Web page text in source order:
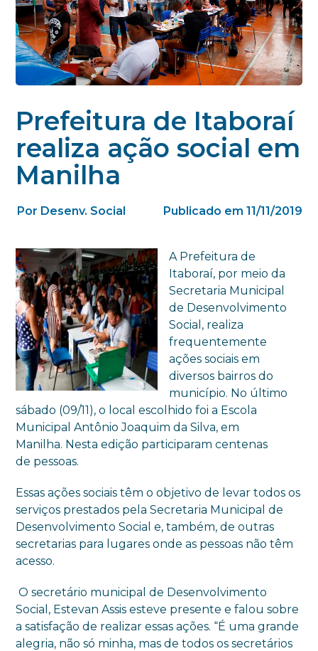
Prefeitura de Itaboraí
realiza ação social em
Manilha
Por Desenv. Social Publicado em 11/11/2019
A Prefeitura de
Itaboraí, por meio da
Secretaria Municipal
de Desenvolvimento
Social, realiza
frequentemente
ações sociais em
diversos bairros do
município. No último
sábado (09/11), o local escolhido foi a Escola
Municipal Antônio Joaquim da Silva, em
Manilha. Nesta edição participaram centenas
de pessoas.
Essas ações sociais têm o objetivo de levar todos os
serviços prestados pela Secretaria Municipal de
Desenvolvimento Social e, também, de outras
secretarias para lugares onde as pessoas não têm
acesso.
O secretário municipal de Desenvolvimento
Social, Estevan Assis esteve presente e falou sobre
a satisfação de realizar essas ações. “É uma grande
alegria, não só minha, mas de todos os secretários